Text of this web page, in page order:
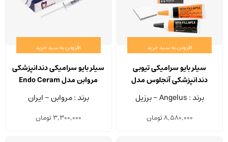
افزودن به سبد خرید
سیلر بایو سرامیکی تیوبی
دندانپزشکی آنجلوس مدل
MTA-FILLAPEX وزن 12 گرم
برند : Angelus - برزیل
8,580,000تومان
افزودن به سبد خرید
سیلر بایو سرامیکی دندانپزشکی
مروابن مدل Endo Ceram
سرنگ 2 گرم
برند : مروابن - ایران
3,300,000تومان